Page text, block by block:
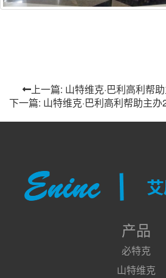
上一篇: 山特维克·巴利高利帮
下一篇: 山特维克·巴利高利帮助主
产品
必特克
山特维克